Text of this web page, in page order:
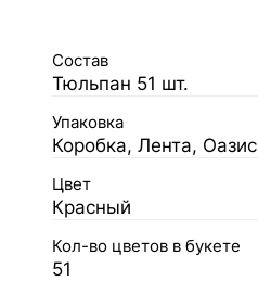
Состав
Тюльпан 51 шт.
Упаковка
Коробка, Лента, Оазис
Цвет
Красный
Кол-во цветов в букете
51